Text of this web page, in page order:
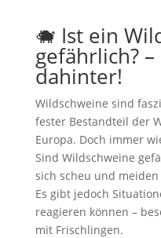
🐗 Ist ein
gefährlich?
dahinter!
Wildschweine sind
fester Bestandteil der
Europa. Doch immer
Sind Wildschweine
sich scheu und
Es gibt jedoch
reagieren können –
mit Frischlingen.